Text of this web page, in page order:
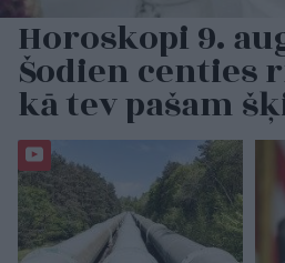
Horoskopi 9.
Šodien centies
kā tev pašam